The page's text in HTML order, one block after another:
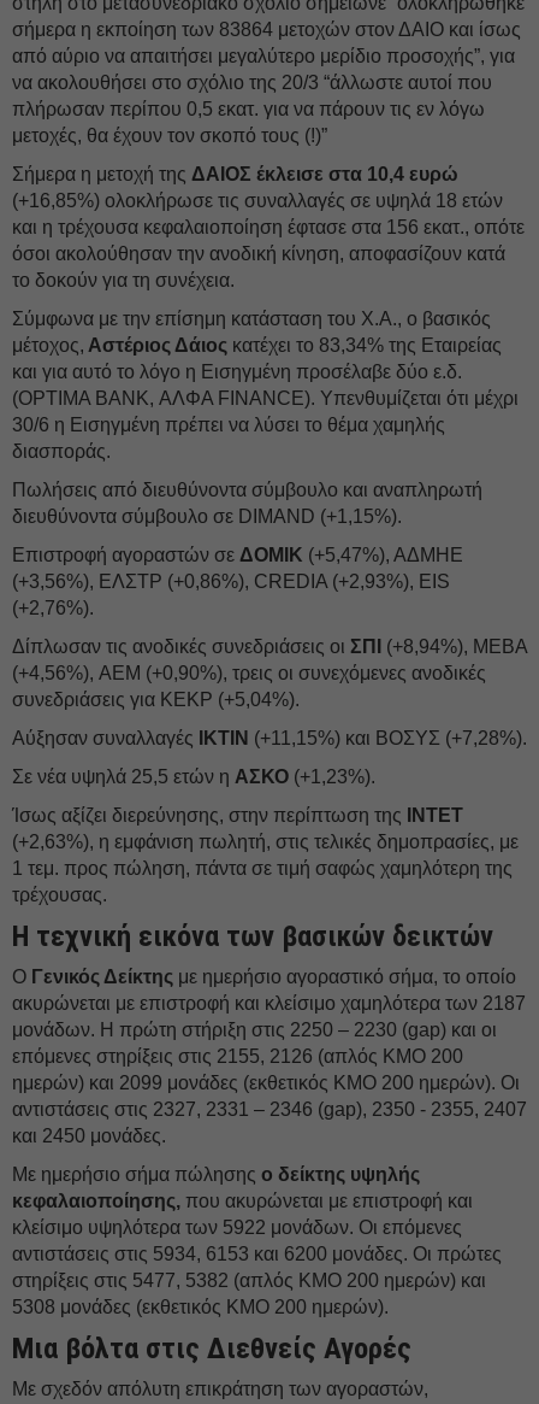
σήμερα η εκποίηση των 83864 μετοχών στον ΔΑΙΟ και ίσως
από αύριο να απαιτήσει μεγαλύτερο μερίδιο προσοχής”, για
να ακολουθήσει στο σχόλιο της 20/3 “άλλωστε αυτοί που
πλήρωσαν περίπου 0,5 εκατ. για να πάρουν τις εν λόγω
μετοχές, θα έχουν τον σκοπό τους (!)”
Σήμερα η μετοχή της ΔΑΙΟΣ έκλεισε στα 10,4 ευρώ
(+16,85%) ολοκλήρωσε τις συναλλαγές σε υψηλά 18 ετών
και η τρέχουσα κεφαλαιοποίηση έφτασε στα 156 εκατ., οπότε
όσοι ακολούθησαν την ανοδική κίνηση, αποφασίζουν κατά
το δοκούν για τη συνέχεια.
Σύμφωνα με την επίσημη κατάσταση του Χ.Α., ο βασικός
μέτοχος, Αστέριος Δάιος κατέχει το 83,34% της Εταιρείας
και για αυτό το λόγο η Εισηγμένη προσέλαβε δύο ε.δ.
(OPTIMA BANK, ΑΛΦΑ FINANCE). Υπενθυμίζεται ότι μέχρι
30/6 η Εισηγμένη πρέπει να λύσει το θέμα χαμηλής
διασποράς.
Πωλήσεις από διευθύνοντα σύμβουλο και αναπληρωτή
διευθύνοντα σύμβουλο σε DIMAND (+1,15%).
Επιστροφή αγοραστών σε ΔΟΜΙΚ (+5,47%), ΑΔΜΗΕ
(+3,56%), ΕΛΣΤΡ (+0,86%), CREDIA (+2,93%), EIS
(+2,76%).
Δίπλωσαν τις ανοδικές συνεδριάσεις οι ΣΠΙ
(+8,94%), ΜΕΒΑ
(+4,56%), AEM (+0,90%), τρεις οι συνεχόμενες ανοδικές
συνεδριάσεις για ΚΕΚΡ (+5,04%).
Αύξησαν συναλλαγές
ΙΚΤΙΝ (+11,15%) και ΒΟΣΥΣ (+7,28%).
Σε νέα υψηλά 25,5 ετών η ΑΣΚΟ (+1,23%).
Ίσως αξίζει διερεύνησης, στην περίπτωση της
ΙΝΤΕΤ
(+2,63%), η εμφάνιση πωλητή, στις τελικές δημοπρασίες, με
1 τεμ. προς πώληση, πάντα σε τιμή σαφώς χαμηλότερη της
τρέχουσας.
Η τεχνική εικόνα των βασικών δεικτών
Ο Γενικός Δείκτης με ημερήσιο αγοραστικό σήμα, το οποίο
ακυρώνεται με επιστροφή και κλείσιμο χαμηλότερα των 2187
μονάδων. Η πρώτη στήριξη στις 2250 – 2230 (gap) και οι
επόμενες στηρίξεις στις 2155, 2126 (απλός ΚΜΟ 200
ημερών) και 2099 μονάδες (εκθετικός ΚΜΟ 200 ημερών). Οι
αντιστάσεις στις 2327, 2331 – 2346 (gap), 2350 - 2355, 2407
και 2450 μονάδες.
Με ημερήσιο σήμα πώλησης ο δείκτης υψηλής
κεφαλαιοποίησης, που ακυρώνεται με επιστροφή και
κλείσιμο υψηλότερα των 5922 μονάδων. Οι επόμενες
αντιστάσεις στις 5934, 6153 και 6200 μονάδες. Οι πρώτες
στηρίξεις στις 5477, 5382 (απλός ΚΜΟ 200 ημερών) και
5308 μονάδες (εκθετικός ΚΜΟ 200 ημερών).
Μια βόλτα στις Διεθνείς Αγορές
Με σχεδόν απόλυτη επικράτηση των αγοραστών,